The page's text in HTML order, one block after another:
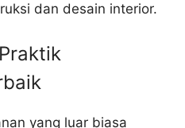
dan desain interior.
yang luar biasa